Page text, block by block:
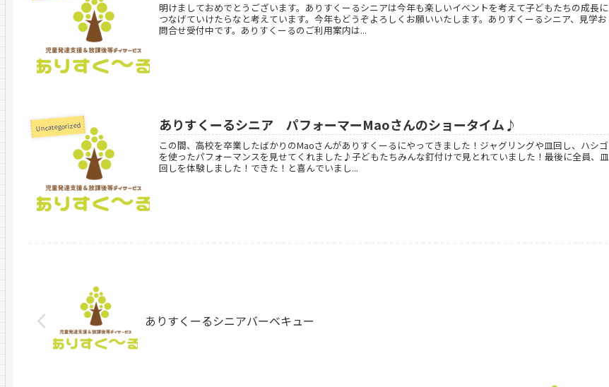
明けましておめでとうございます。ありすくーるシニアは今年も楽しいイベントを考えて子どもたちの成長に
つなげていけたらなと考えています。今年もどうぞよろしくお願いいたします。ありすくーるシニア、見学お
問合せ受付中です。ありすくーるのご利用案内は...
Uncategorized ありすくーるシニア パフォーマーMaoさんのショータイム♪
この間、高校を卒業したばかりのMaoさんがありすくーるにやってきました！ジャグリングや皿回し、ハシゴ
を使ったパフォーマンスを見せてくれました♪子どもたちみんな釘付けで見とれていました！最後に全員、皿
回しを体験しました！できた！と喜んでいまし...
ありすくーるシニアバーベキュー